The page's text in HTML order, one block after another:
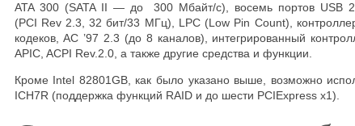
ATA 300 (SATA II — до 300 Мбайт/с), восемь портов USB
(PCI Rev 2.3, 32 бит/33 МГц), LPC (Low Pin Count),
кодеков,AC ’97 2.3 (до 8 каналов), интегрированный
APIC, ACPI Rev.2.0, а также другие средства и функции.
Кроме Intel 82801GB, как было указано выше, возможно
ICH7R (поддержка функций RAIDи до шести PCIExpress x1).